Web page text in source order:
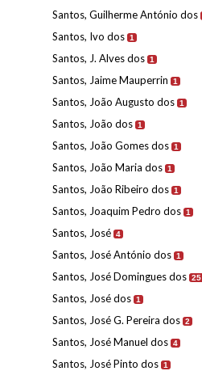
Santos, Guilherme António dos
Santos, Ivo dos 1
Santos, J. Alves dos 1
Santos, Jaime Mauperrin 1
Santos, João Augusto dos 1
Santos, João dos 1
Santos, João Gomes dos 1
Santos, João Maria dos 1
Santos, João Ribeiro dos 1
Santos, Joaquim Pedro dos 1
Santos, José 4
Santos, José António dos 1
Santos, José Domingues dos 25
Santos, José dos 1
Santos, José G. Pereira dos 2
Santos, José Manuel dos 4
Santos, José Pinto dos 1